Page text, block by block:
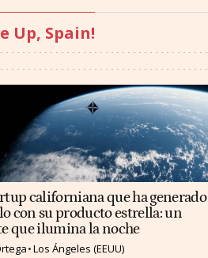
Up, Spain!
californiana que ha generado
con su producto estrella: un
que ilumina la noche
Los Ángeles (EEUU)